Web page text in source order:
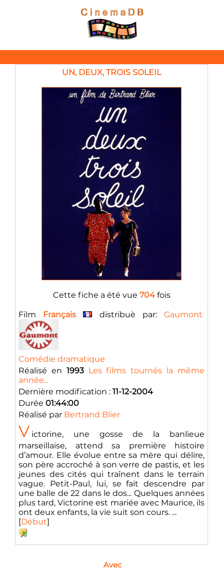
UN, DEUX, TROIS SOLEIL
Cette fiche a été vue 704fois
Film Français distribuè par:Gaumont
Comédie dramatique
Réalisé en 1993 Les films tournés la même
année...
Dernière modification : 11-12-2004
Durée 01:44:00
Réalisé par Bertrand Blier
V ictorine, une gosse de la banlieue
marseillaise, attend sa première histoire
d’amour. Elle évolue entre sa mère qui délire,
son père accroché à son verre de pastis, et les
jeunes des cités qui traînent dans le terrain
vague. Petit-Paul, lui, se fait descendre par
une balle de 22 dans le dos... Quelques années
plus tard, Victorine est mariée avec Maurice, ils
ont deux enfants, la vie suit son cours. ...
[Début]
Avec